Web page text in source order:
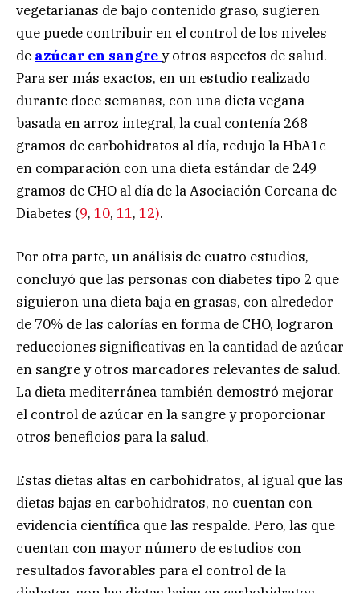
vegetarianas de bajo contenido graso, sugieren
que puede contribuir en el control de los niveles
de azúcar en sangrey otros aspectos de salud.
Para ser más exactos, en un estudio realizado
durante doce semanas, con una dieta vegana
basada en arroz integral, la cual contenía 268
gramos de carbohidratos al día, redujo la HbA1c
en comparación con una dieta estándar de 249
gramos de CHO al día de la Asociación Coreana de
Diabetes (9, 10, 11, 12).
Por otra parte, un análisis de cuatro estudios,
concluyó que las personas con diabetes tipo 2 que
siguieron una dieta baja en grasas, con alrededor
de 70% de las calorías en forma de CHO, lograron
reducciones significativas en la cantidad de azúcar
en sangre y otros marcadores relevantes de salud.
La dieta mediterránea también demostró mejorar
el control de azúcar en la sangre y proporcionar
otros beneficios para la salud.
Estas dietas altas en carbohidratos, al igual que las
dietas bajas en carbohidratos, no cuentan con
evidencia científica que las respalde. Pero, las que
cuentan con mayor número de estudios con
resultados favorables para el control de la